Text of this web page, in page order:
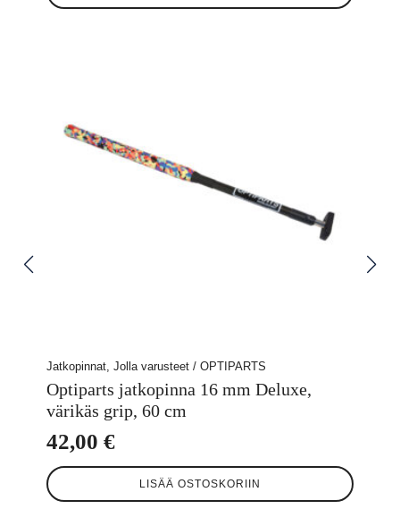
Jatkopinnat, Jolla varusteet / OPTIPARTS
Optiparts jatkopinna 16 mm Deluxe,
värikäs grip, 60 cm
42,00 €
LISÄÄ OSTOSKORIIN